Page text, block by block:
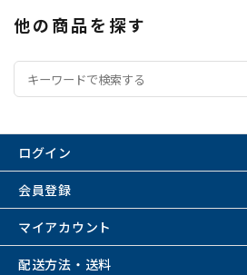
他の商品を探す
ログイン
会員登録
マイアカウント
配送方法・送料